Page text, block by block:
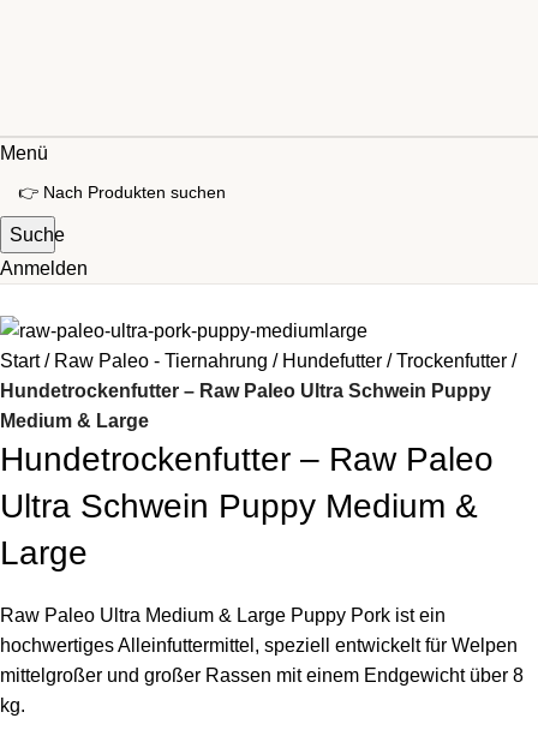
Menü
Suche
Anmelden
Start Raw Paleo - Tiernahrung Hundefutter
Trockenfutter
Hundetrockenfutter – Raw Paleo Ultra Schwein Puppy
Medium & Large
Hundetrockenfutter – Raw Paleo
Ultra Schwein Puppy Medium &
Large
Raw Paleo Ultra Medium & Large Puppy Pork ist ein
hochwertiges Alleinfuttermittel, speziell entwickelt für Welpen
mittelgroßer und großer Rassen mit einem Endgewicht über 8
kg.